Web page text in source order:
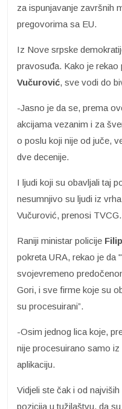
za ispunjavanje završnih
pregovorima sa EU.
Iz Nove srpske
pravosuđa. Kako je rekao
Vučurović, sve vodi do
-Jasno je da se, prema
akcijama vezanim i za
o poslu koji nije od juče,
dve decenije.
I ljudi koji su obavljali taj
nesumnjivo su ljudi iz
Vučurović, prenosi TVCG.
Raniji ministar policije
pokreta URA, rekao je da
svojevremeno
Gori, i sve firme koje su
su procesuirani”.
-Osim jednog lica koje,
nije procesuirano samo
aplikaciju.
Vidjeli ste čak i od
pozicija u tužilaštvu, da